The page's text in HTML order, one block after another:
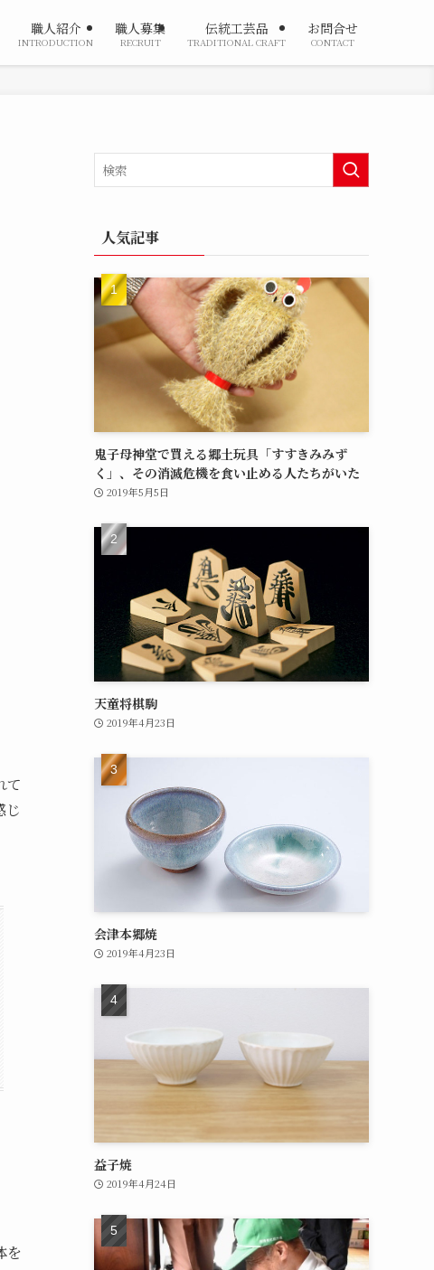
職人紹介
INTRODUCTION
職人募集
RECRUIT
伝統工芸品
TRADITIONAL CRAFT
お問合せ
CONTACT
て
じ
を
人気記事
鬼子母神堂で買える郷土玩具「すすきみみず
く」、その消滅危機を食い止める人たちがいた
2019年5月5日
天童将棋駒
2019年4月23日
会津本郷焼
2019年4月23日
益子焼
2019年4月24日